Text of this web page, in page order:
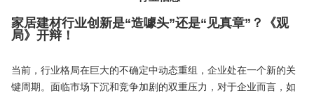
资料下载
参展联络
家居建材行业创新是“造噱头”还是“见真章”？《观
局》开辩！
当前，行业格局在巨大的不确定中动态重组，企业处在一个新的关
键周期。面临市场下沉和竞争加剧的双重压力，对于企业而言，如